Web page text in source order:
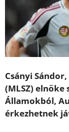
Csányi
(MLSZ) elnöke
Államokból,
érkezhetnek